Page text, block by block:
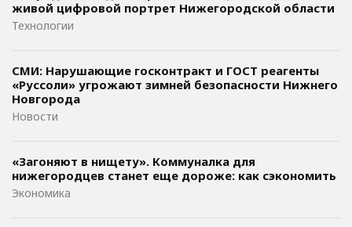
живой цифровой портрет Нижегородской области
Технологии
СМИ: Нарушающие госконтракт и ГОСТ реагенты
«Руссоли» угрожают зимней безопасности Нижнего
Новгорода
Новости
«Загоняют в нищету». Коммуналка для
нижегородцев станет еще дороже: как сэкономить
Экономика